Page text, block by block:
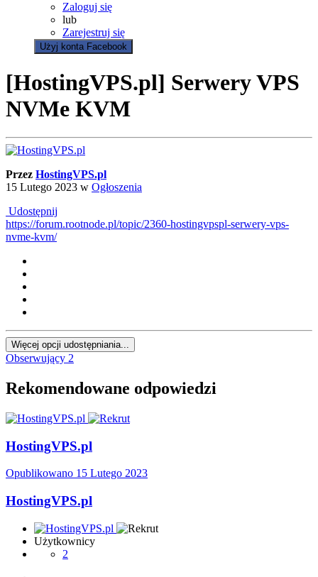
Zaloguj się
lub
Zarejestruj się
Użyj konta Facebook
[HostingVPS.pl] Serwery VPS
NVMe KVM
Przez HostingVPS.pl
15 Lutego 2023 w Ogłoszenia
Udostępnij
https://forum.rootnode.pl/topic/2360-hostingvpspl-serwery-vps-
nvme-kvm/
Więcej opcji udostępniania...
Obserwujący 2
Rekomendowane odpowiedzi
HostingVPS.pl
Opublikowano 15 Lutego 2023
HostingVPS.pl
Użytkownicy
2